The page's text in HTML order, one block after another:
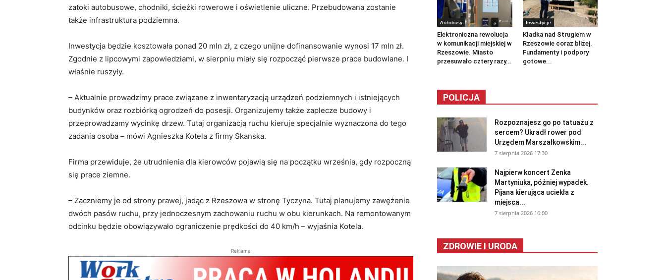
zatoki autobusowe, chodniki, ścieżki rowerowe i oświetlenie uliczne. Przebudowana zostanie
także infrastruktura podziemna.
Inwestycja będzie kosztowała ponad 20 mln zł, z czego unijne dofinansowanie wynosi 17 mln zł.
Zgodnie z lipcowymi zapowiedziami, w sierpniu miały się rozpocząć pierwsze prace budowlane. I
właśnie ruszyły.
– Aktualnie prowadzimy prace związane z inwentaryzacją urządzeń podziemnych i istniejących
budynków oraz rozbiórką ogrodzeń do posesji. Organizujemy także zaplecze budowy i
przeprowadzamy wycinkę drzew. Tutaj organizacją ruchu kieruje specjalnie wyznaczona do tego
zadania osoba – mówi Agnieszka Kotela z firmy Skanska.
Firma przewiduje, że utrudnienia dla kierowców pojawią się na początku września, gdy rozpoczną
się prace ziemne.
– Zaczniemy je od strony prawej, jadąc z Rzeszowa w stronę Tyczyna. Tutaj planujemy zawężenie
dwóch pasów ruchu, przy jednoczesnym zachowaniu ruchu w obu kierunkach. Na remontowanym
odcinku będzie obowiązywało ograniczenie prędkości do 40 km/h – wyjaśnia Kotela.
Reklama
Autobusy
Elektroniczna rewolucja
w komunikacji miejskiej w
Rzeszowie. Miasto
przesuwało cztery razy...
Inwestycje
Kładka nad Strugiem w
Rzeszowie coraz bliżej.
Fundamenty i podpory
gotowe...
POLICJA
Rozpoznajesz go po tatuażu z
sercem? Ukradł rower pod
Urzędem Marszałkowskim...
7 sierpnia 2026 17:30
Najpierw koncert Zenka
Martyniuka, później wypadek.
Pijana kierująca uciekła z
miejsca...
7 sierpnia 2026 16:00
ZDROWIE I URODA